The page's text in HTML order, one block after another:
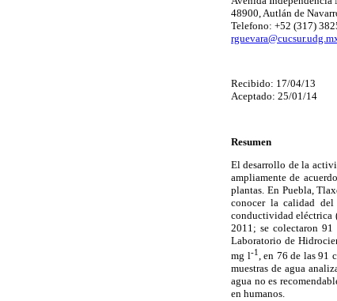
48900, Autlán de
Telefono: +52 (317)
Recibido: 17/04/13
Aceptado: 25/01/14
Resumen
El desarrollo de la
ampliamente de
plantas. En Puebla,
conocer la calidad
conductividad eléctrica
2011; se colectaron 91
Laboratorio de
mg l-1, en 76 de las 91
muestras de agua
agua no es
en humanos.